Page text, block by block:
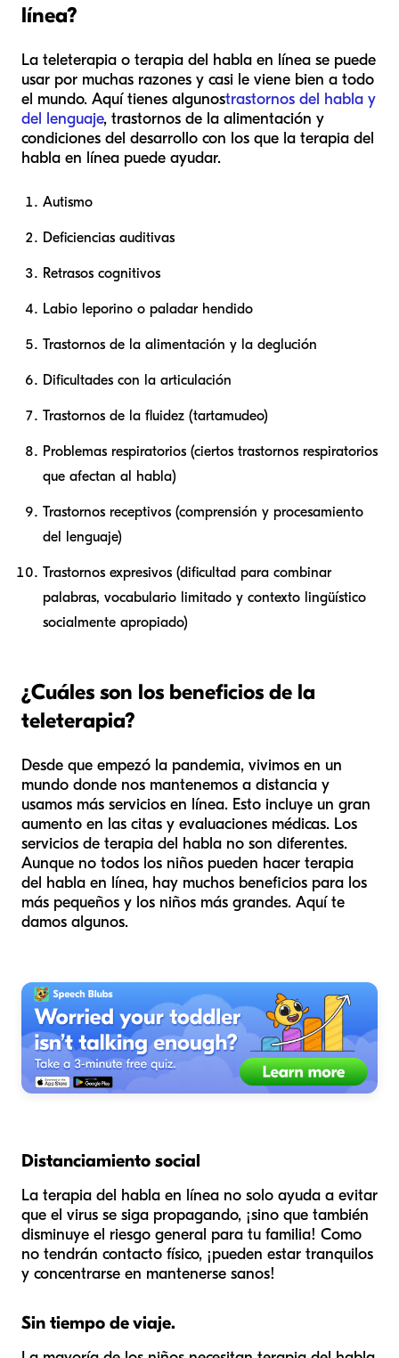
línea?
La teleterapia o terapia del habla en línea se puede
usar por muchas razones y casi le viene bien a todo
el mundo. Aquí tienes algunostrastornos del habla y
del lenguaje, trastornos de la alimentación y
condiciones del desarrollo con los que la terapia del
habla en línea puede ayudar.
Autismo
Deficiencias auditivas
Retrasos cognitivos
Labio leporino o paladar hendido
Trastornos de la alimentación y la deglución
Dificultades con la articulación
Trastornos de la fluidez (tartamudeo)
Problemas respiratorios (ciertos trastornos respiratorios
que afectan al habla)
Trastornos receptivos (comprensión y procesamiento
del lenguaje)
Trastornos expresivos (dificultad para combinar
palabras, vocabulario limitado y contexto lingüístico
socialmente apropiado)
¿Cuáles son los beneficios de la
teleterapia?
Desde que empezó la pandemia, vivimos en un
mundo donde nos mantenemos a distancia y
usamos más servicios en línea. Esto incluye un gran
aumento en las citas y evaluaciones médicas. Los
servicios de terapia del habla no son diferentes.
Aunque no todos los niños pueden hacer terapia
del habla en línea, hay muchos beneficios para los
más pequeños y los niños más grandes. Aquí te
damos algunos.
Distanciamiento social
La terapia del habla en línea no solo ayuda a evitar
que el virus se siga propagando, ¡sino que también
disminuye el riesgo general para tu familia! Como
no tendrán contacto físico, ¡pueden estar tranquilos
y concentrarse en mantenerse sanos!
Sin tiempo de viaje.